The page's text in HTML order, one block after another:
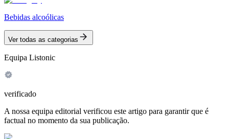
Bebidas alcoólicas
Ver todas as categorias
Equipa Listonic
verificado
A nossa equipa editorial verificou este artigo para garantir que é
factual no momento da sua publicação.